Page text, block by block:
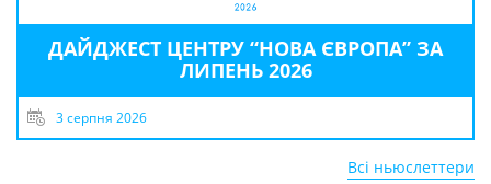
ДАЙДЖЕСТ ЦЕНТРУ “НОВА ЄВРОПА” ЗА
ЛИПЕНЬ 2026
3 серпня 2026
Всі ньюслеттери